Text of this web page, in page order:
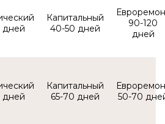
40-50 90-120
65-70 50-70